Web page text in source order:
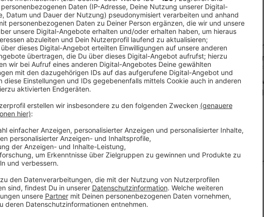
Dort können die Menschen im RBRS-Land anrufen, wenn sie
Not sehen, unter 0151 19632610. In Bonn können der
33 und die Polizei kontaktiert werden. Die städtischen
besonders auf Obdachlose, sprechen Personen an und weisen
hin. Außerdem verteilen sie auch Decken und Schlafsäcke.Daher
erhaltene Isomatten und Schlafsäcke gesucht. Sowohl der VfG
nimmt Spenden entgegen:
Verein für Gefährdetenhilfe (VfG),
Abteilung Öffentlichkeitsarbeit, Am Dickobskreuz 6, oder
montags bis freitags von 8 bis 18 Uhr
Telefon 0228 - 72 59 126